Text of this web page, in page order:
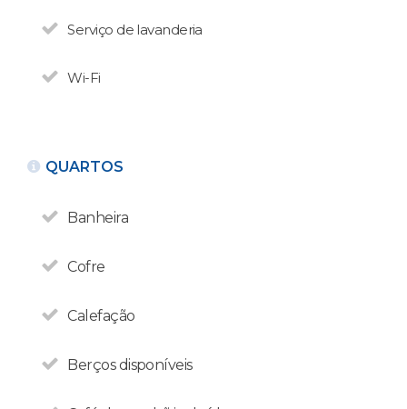
Serviço de lavanderia
Wi-Fi
QUARTOS
Banheira
Cofre
Calefação
Berços disponíveis